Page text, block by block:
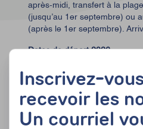
Inscrivez-
recevoir les
Un courriel
après-midi, transfert à la
(jusqu’au 1er septembre) ou
(après le 1er septembre).
Dates de départ 2026
Dimanche 31 mai
Mercredi 24 juin
Dimanche 28 juin